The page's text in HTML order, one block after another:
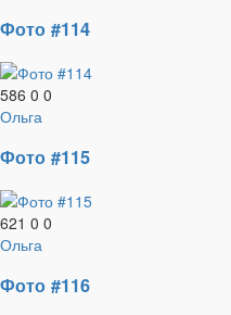
Фото #114
586 0 0
Ольга
Фото #115
621 0 0
Ольга
Фото #116